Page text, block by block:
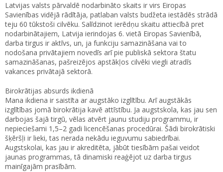
Latvijas valsts pārvaldē nodarbināto skaits ir virs Eiropas
Savienības vidējā rādītāja, patlaban valsts budžeta iestādēs strādā
teju 60 tūkstoši cilvēku. Salīdzinot ierēdņu skaitu attiecībā pret
nodarbinātajiem, Latvija ierindojas 6. vietā Eiropas Savienībā,
darba tirgus ir aktīvs, un, ja funkciju samazināšana vai to
nodošana privātajiem novedīs arī pie publiskā sektora štatu
samazināšanas, pašreizējos apstākļos cilvēki viegli atradīs
vakances privātajā sektorā.
Birokrātijas absurds ikdienā
Mana ikdiena ir saistīta ar augstāko izglītību. Arī augstākās
izglītības jomā birokrātija kavē attīstību. Ja augstskola, kas jau sen
darbojas šajā tirgū, vēlas atvērt jaunu studiju programmu, ir
nepieciešami 1,5–2 gadi licencēšanas procedūrai. Šādi birokrātiski
šķēršļi ir lieki, tas nerada nekādu ieguvumu sabiedrībai.
Augstskolai, kas jau ir akreditēta, jābūt tiesībām pašai veidot
jaunas programmas, tā dinamiski reaģējot uz darba tirgus
mainīgajām prasībām.